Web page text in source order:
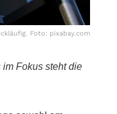
Foto: pixabay.com
im Fokus steht die